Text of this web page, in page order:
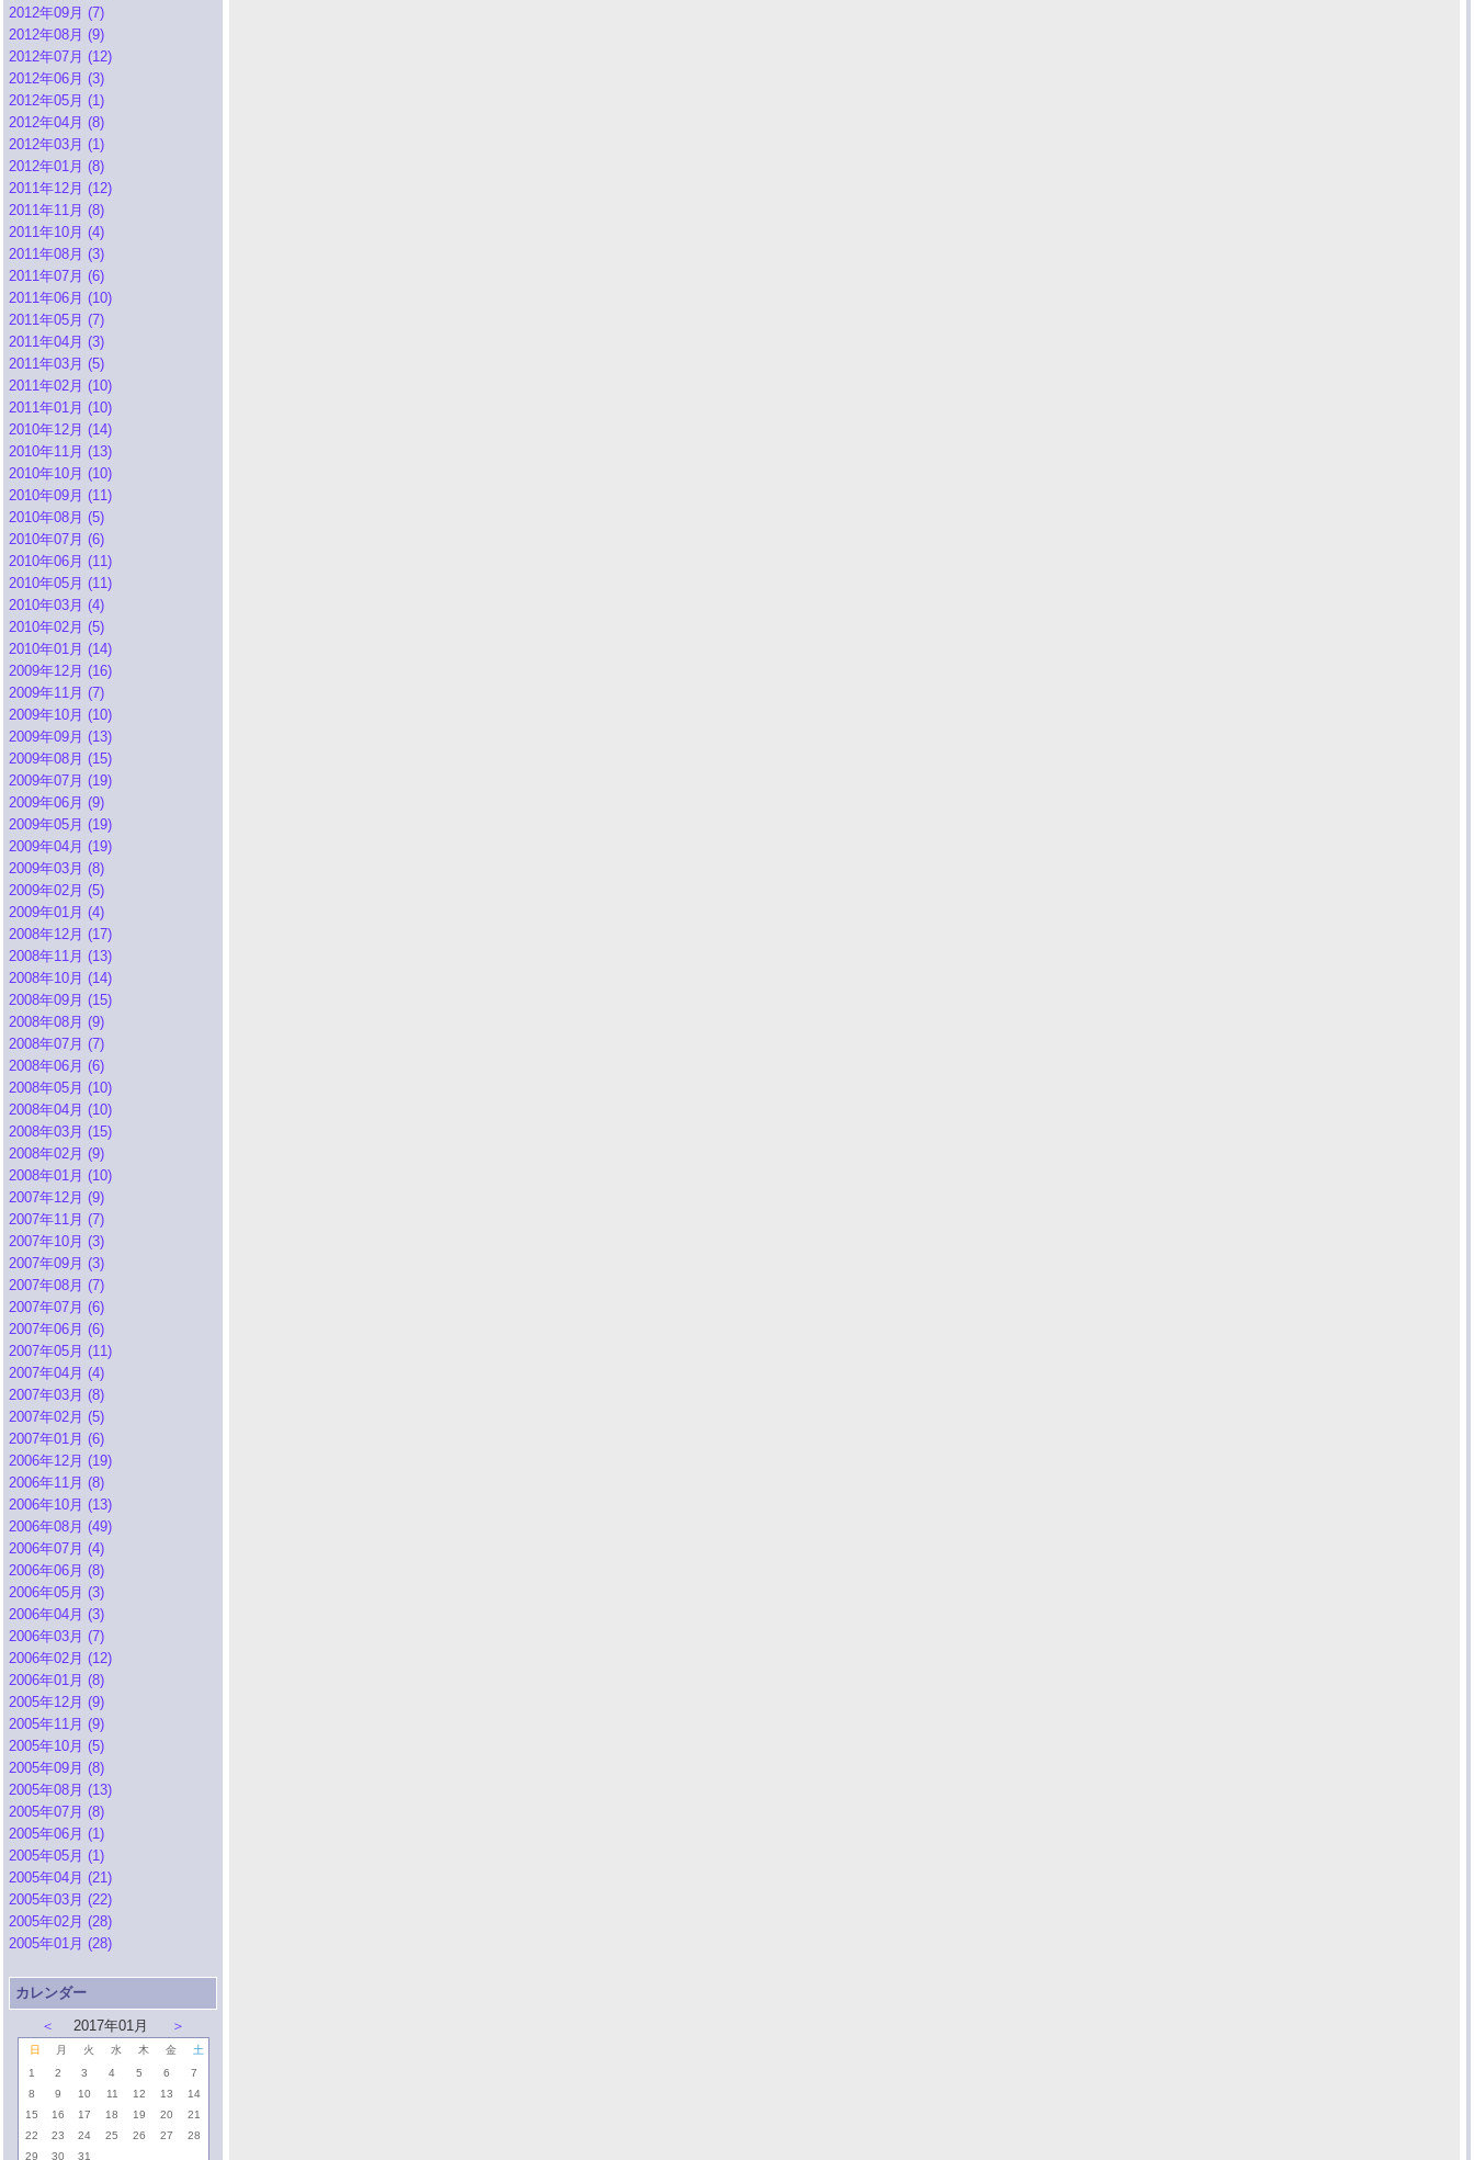
2012年09月 (7)
2012年08月 (9)
2012年07月 (12)
2012年06月 (3)
2012年05月 (1)
2012年04月 (8)
2012年03月 (1)
2012年01月 (8)
2011年12月 (12)
2011年11月 (8)
2011年10月 (4)
2011年08月 (3)
2011年07月 (6)
2011年06月 (10)
2011年05月 (7)
2011年04月 (3)
2011年03月 (5)
2011年02月 (10)
2011年01月 (10)
2010年12月 (14)
2010年11月 (13)
2010年10月 (10)
2010年09月 (11)
2010年08月 (5)
2010年07月 (6)
2010年06月 (11)
2010年05月 (11)
2010年03月 (4)
2010年02月 (5)
2010年01月 (14)
2009年12月 (16)
2009年11月 (7)
2009年10月 (10)
2009年09月 (13)
2009年08月 (15)
2009年07月 (19)
2009年06月 (9)
2009年05月 (19)
2009年04月 (19)
2009年03月 (8)
2009年02月 (5)
2009年01月 (4)
2008年12月 (17)
2008年11月 (13)
2008年10月 (14)
2008年09月 (15)
2008年08月 (9)
2008年07月 (7)
2008年06月 (6)
2008年05月 (10)
2008年04月 (10)
2008年03月 (15)
2008年02月 (9)
2008年01月 (10)
2007年12月 (9)
2007年11月 (7)
2007年10月 (3)
2007年09月 (3)
2007年08月 (7)
2007年07月 (6)
2007年06月 (6)
2007年05月 (11)
2007年04月 (4)
2007年03月 (8)
2007年02月 (5)
2007年01月 (6)
2006年12月 (19)
2006年11月 (8)
2006年10月 (13)
2006年08月 (49)
2006年07月 (4)
2006年06月 (8)
2006年05月 (3)
2006年04月 (3)
2006年03月 (7)
2006年02月 (12)
2006年01月 (8)
2005年12月 (9)
2005年11月 (9)
2005年10月 (5)
2005年09月 (8)
2005年08月 (13)
2005年07月 (8)
2005年06月 (1)
2005年05月 (1)
2005年04月 (21)
2005年03月 (22)
2005年02月 (28)
2005年01月 (28)
カレンダー
＜
2017年01月 ＞
日 月 火 水 木 金
土
1
2 3 4 5 6
7
8
9 10 11 12 13
14
15
16 17 18 19 20
21
22
23 24 25 26 27
28
29
30 31